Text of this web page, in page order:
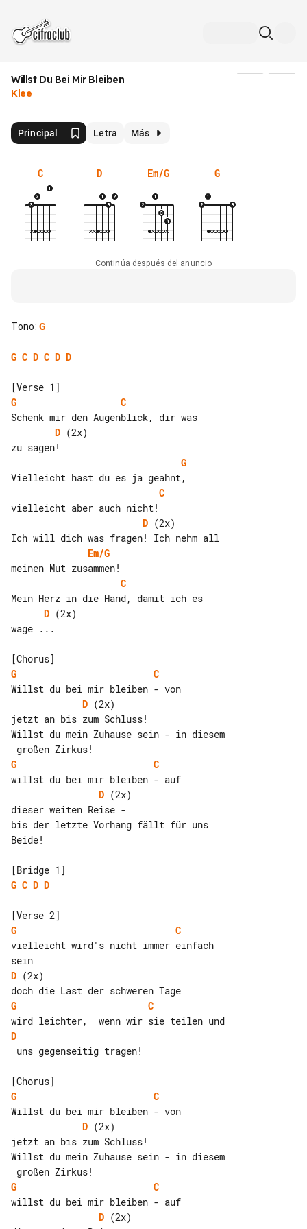
Willst Du Bei Mir Bleiben
Klee
Principal Letra Más
C D Em/G G
Continúa después del anuncio
Tono: G
G C D C D D
G
C
D (2x)
G
C
D (2x)
Em/G
C
D (2x)
wage ...
G
C
D (2x)
jetzt an bis zum Schluss!
Willst du mein Zuhause sein - in diesem
G
C
D (2x)
bis der letzte Vorhang fällt für uns
Beide!
G C D D
G
C
vielleicht wird's nicht immer einfach
D (2x)
G
C
D
G
C
D (2x)
jetzt an bis zum Schluss!
Willst du mein Zuhause sein - in diesem
G
C
D (2x)